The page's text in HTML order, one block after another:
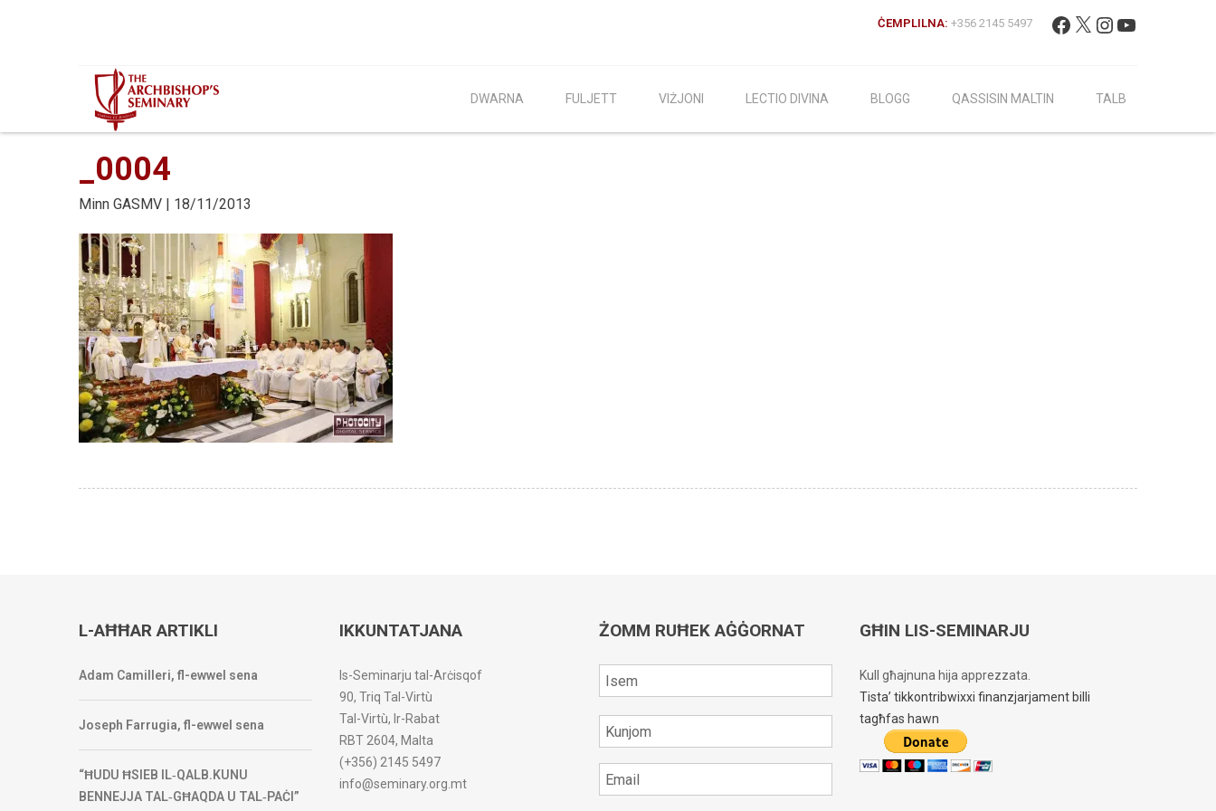
Fittex: Facebook
X Instagram
YouTube
ĊEMPLILNA: +356 2145 5497
DWARNA FULJETT VIŻJONI LECTIO DIVINA BLOGG QASSISIN MALTIN TALB
_0004
Minn GASMV | 18/11/2013
L-AĦĦAR ARTIKLI
Adam Camilleri, fl-ewwel sena
Joseph Farrugia, fl-ewwel sena
“ĦUDU ĦSIEB IL‑QALB.KUNU
BENNEJJA TAL‑GĦAQDA U TAL‑PAĊI”
IKKUNTATJANA
Is-Seminarju tal-Arċisqof
90, Triq Tal-Virtù
Tal-Virtù, Ir-Rabat
RBT 2604, Malta
(+356) 2145 5497
info@seminary.org.mt
ŻOMM RUĦEK AĠĠORNAT GĦIN LIS-SEMINARJU
Kull għajnuna hija apprezzata.
Tista’ tikkontribwixxi finanzjarjament billi
tagħfas hawn